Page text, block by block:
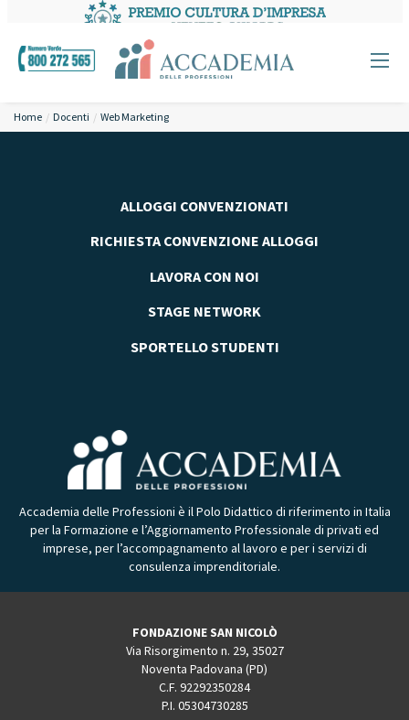
Home Docenti Web Marketing
ALLOGGI CONVENZIONATI
RICHIESTA CONVENZIONE ALLOGGI
LAVORA CON NOI
STAGE NETWORK
SPORTELLO STUDENTI
Accademia delle Professioni è il Polo Didattico di riferimento in Italia
per la Formazione e l’Aggiornamento Professionale di privati ed
imprese, per l’accompagnamento al lavoro e per i servizi di
consulenza imprenditoriale.
FONDAZIONE SAN NICOLÒ
Via Risorgimento n. 29, 35027
Noventa Padovana (PD)
C.F. 92292350284
P.I. 05304730285